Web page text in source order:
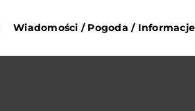
Wiadomości / Pogoda / Informacje